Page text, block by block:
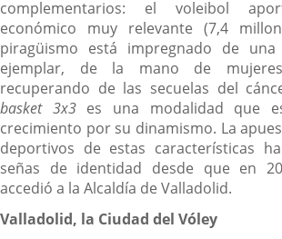
complementarios: el voleibol
económico muy relevante (7,4
piragüismo está impregnado de una
ejemplar, de la mano de
recuperando de las secuelas del
basket 3x3es una modalidad que
crecimiento por su dinamismo. La
deportivos de estas características
señas de identidad desde que en
accedió a la Alcaldía de Valladolid.
Valladolid, la Ciudad del Vóley